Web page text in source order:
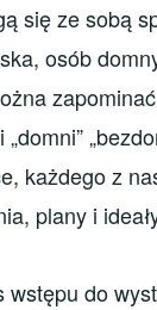
się ze sobą
osób
każdego z
plany i
wstępu do